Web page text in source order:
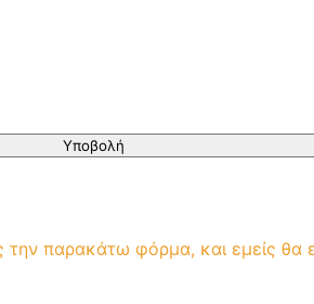
Υποβολή
παρακάτω φόρμα, και εμείς θα